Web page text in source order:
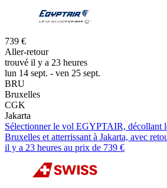
739 €
Aller-retour
trouvé il y a 23 heures
lun 14 sept. - ven 25 sept.
BRU
Bruxelles
CGK
Jakarta
Sélectionner le vol EGYPTAIR, décollant
Bruxelles et atterrissant à Jakarta, avec
il y a 23 heures au prix de 739 €